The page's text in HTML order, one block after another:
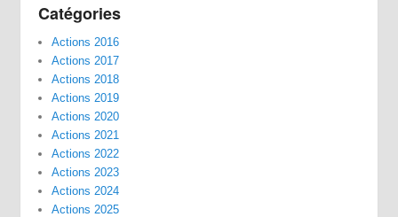
Catégories
Actions 2016
Actions 2017
Actions 2018
Actions 2019
Actions 2020
Actions 2021
Actions 2022
Actions 2023
Actions 2024
Actions 2025